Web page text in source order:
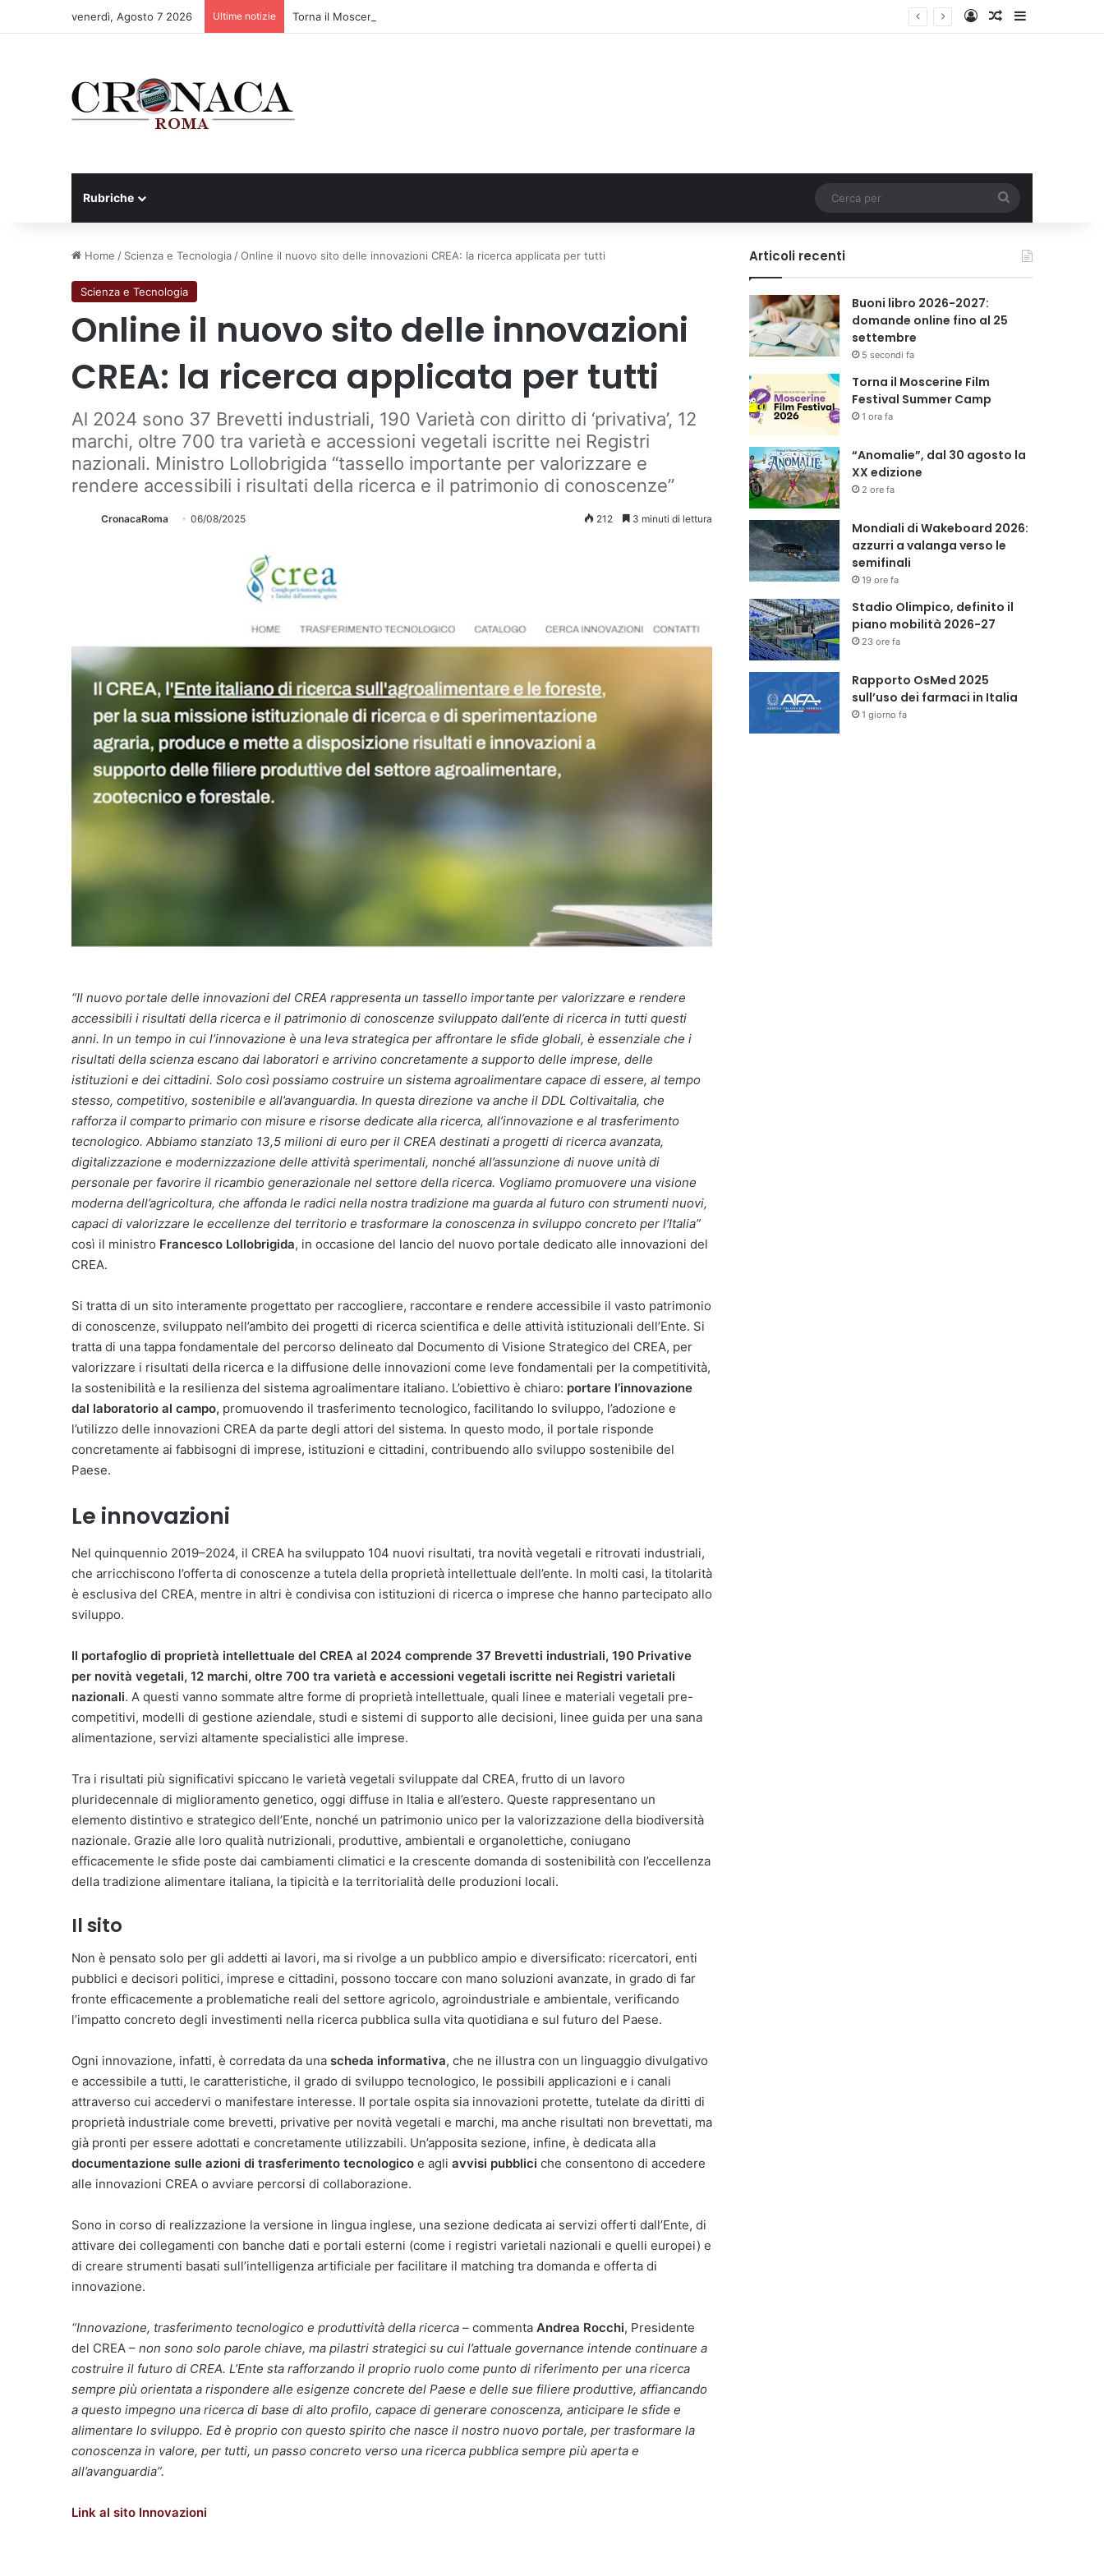
venerdì, Agosto 7 2026 Ultime notizie Torna il Moscerine Film Festival Summer Camp AccediUn articolo a
Rubriche
per
Home / Scienza e Tecnologia /Online il nuovo sito delle innovazioni CREA: la ricerca applicata per tutti
Scienza e Tecnologia
Online il nuovo sito delle innovazioni
CREA: la ricerca applicata per tutti
Al 2024 sono 37 Brevetti industriali, 190 Varietà con diritto di ‘privativa’, 12
marchi, oltre 700 tra varietà e accessioni vegetali iscritte nei Registri
nazionali. Ministro Lollobrigida “tassello importante per valorizzare e
rendere accessibili i risultati della ricerca e il patrimonio di conoscenze”
CronacaRoma 06/08/2025 212 3 minuti di lettura
“Il nuovo portale delle innovazioni del CREA rappresenta un tassello importante per valorizzare e rendere
accessibili i risultati della ricerca e il patrimonio di conoscenze sviluppato dall’ente di ricerca in tutti questi
anni. In un tempo in cui l’innovazione è una leva strategica per affrontare le sfide globali, è essenziale che i
risultati della scienza escano dai laboratori e arrivino concretamente a supporto delle imprese, delle
istituzioni e dei cittadini. Solo così possiamo costruire un sistema agroalimentare capace di essere, al tempo
stesso, competitivo, sostenibile e all’avanguardia. In questa direzione va anche il DDL Coltivaitalia, che
rafforza il comparto primario con misure e risorse dedicate alla ricerca, all’innovazione e al trasferimento
tecnologico. Abbiamo stanziato 13,5 milioni di euro per il CREA destinati a progetti di ricerca avanzata,
digitalizzazione e modernizzazione delle attività sperimentali, nonché all’assunzione di nuove unità di
personale per favorire il ricambio generazionale nel settore della ricerca. Vogliamo promuovere una visione
moderna dell’agricoltura, che affonda le radici nella nostra tradizione ma guarda al futuro con strumenti nuovi,
capaci di valorizzare le eccellenze del territorio e trasformare la conoscenza in sviluppo concreto per l’Italia”
così il ministro Francesco Lollobrigida, in occasione del lancio del nuovo portale dedicato alle innovazioni del
CREA.
Si tratta di un sito interamente progettato per raccogliere, raccontare e rendere accessibile il vasto patrimonio
di conoscenze, sviluppato nell’ambito dei progetti di ricerca scientifica e delle attività istituzionali dell’Ente. Si
tratta di una tappa fondamentale del percorso delineato dal Documento di Visione Strategico del CREA, per
valorizzare i risultati della ricerca e la diffusione delle innovazioni come leve fondamentali per la competitività,
la sostenibilità e la resilienza del sistema agroalimentare italiano. L’obiettivo è chiaro: portare l’innovazione
dal laboratorio al campo, promuovendo il trasferimento tecnologico, facilitando lo sviluppo, l’adozione e
l’utilizzo delle innovazioni CREA da parte degli attori del sistema. In questo modo, il portale risponde
concretamente ai fabbisogni di imprese, istituzioni e cittadini, contribuendo allo sviluppo sostenibile del
Paese.
Le innovazioni
Nel quinquennio 2019–2024, il CREA ha sviluppato 104 nuovi risultati, tra novità vegetali e ritrovati industriali,
che arricchiscono l’offerta di conoscenze a tutela della proprietà intellettuale dell’ente. In molti casi, la titolarità
è esclusiva del CREA, mentre in altri è condivisa con istituzioni di ricerca o imprese che hanno partecipato allo
sviluppo.
Il portafoglio di proprietà intellettuale del CREA al 2024 comprende 37 Brevetti industriali, 190 Privative
per novità vegetali, 12 marchi, oltre 700 tra varietà e accessioni vegetali iscritte nei Registri varietali
nazionali. A questi vanno sommate altre forme di proprietà intellettuale, quali linee e materiali vegetali pre-
competitivi, modelli di gestione aziendale, studi e sistemi di supporto alle decisioni, linee guida per una sana
alimentazione, servizi altamente specialistici alle imprese.
Tra i risultati più significativi spiccano le varietà vegetali sviluppate dal CREA, frutto di un lavoro
pluridecennale di miglioramento genetico, oggi diffuse in Italia e all’estero. Queste rappresentano un
elemento distintivo e strategico dell’Ente, nonché un patrimonio unico per la valorizzazione della biodiversità
nazionale. Grazie alle loro qualità nutrizionali, produttive, ambientali e organolettiche, coniugano
efficacemente le sfide poste dai cambiamenti climatici e la crescente domanda di sostenibilità con l’eccellenza
della tradizione alimentare italiana, la tipicità e la territorialità delle produzioni locali.
Il sito
Non è pensato solo per gli addetti ai lavori, ma si rivolge a un pubblico ampio e diversificato: ricercatori, enti
pubblici e decisori politici, imprese e cittadini, possono toccare con mano soluzioni avanzate, in grado di far
fronte efficacemente a problematiche reali del settore agricolo, agroindustriale e ambientale, verificando
l’impatto concreto degli investimenti nella ricerca pubblica sulla vita quotidiana e sul futuro del Paese.
Ogni innovazione, infatti, è corredata da una scheda informativa, che ne illustra con un linguaggio divulgativo
e accessibile a tutti, le caratteristiche, il grado di sviluppo tecnologico, le possibili applicazioni e i canali
attraverso cui accedervi o manifestare interesse. Il portale ospita sia innovazioni protette, tutelate da diritti di
proprietà industriale come brevetti, privative per novità vegetali e marchi, ma anche risultati non brevettati, ma
già pronti per essere adottati e concretamente utilizzabili. Un’apposita sezione, infine, è dedicata alla
documentazione sulle azioni di trasferimento tecnologico e agli avvisi pubblici che consentono di accedere
alle innovazioni CREA o avviare percorsi di collaborazione.
Sono in corso di realizzazione la versione in lingua inglese, una sezione dedicata ai servizi offerti dall’Ente, di
attivare dei collegamenti con banche dati e portali esterni (come i registri varietali nazionali e quelli europei) e
di creare strumenti basati sull’intelligenza artificiale per facilitare il matching tra domanda e offerta di
innovazione.
“Innovazione, trasferimento tecnologico e produttività della ricerca – commenta Andrea Rocchi, Presidente
del CREA – non sono solo parole chiave, ma pilastri strategici su cui l’attuale governance intende continuare a
costruire il futuro di CREA. L’Ente sta rafforzando il proprio ruolo come punto di riferimento per una ricerca
sempre più orientata a rispondere alle esigenze concrete del Paese e delle sue filiere produttive, affiancando
a questo impegno una ricerca di base di alto profilo, capace di generare conoscenza, anticipare le sfide e
alimentare lo sviluppo. Ed è proprio con questo spirito che nasce il nostro nuovo portale, per trasformare la
conoscenza in valore, per tutti, un passo concreto verso una ricerca pubblica sempre più aperta e
all’avanguardia”.
Link al sito Innovazioni
Articoli recenti
Buoni libro 2026-2027:
domande online fino al 25
settembre
5 secondi fa
Torna il Moscerine Film
Festival Summer Camp
1 ora fa
“Anomalie”, dal 30 agosto la
XX edizione
2 ore fa
Mondiali di Wakeboard 2026:
azzurri a valanga verso le
semifinali
19 ore fa
Stadio Olimpico, definito il
piano mobilità 2026-27
23 ore fa
Rapporto OsMed 2025
sull’uso dei farmaci in Italia
1 giorno fa